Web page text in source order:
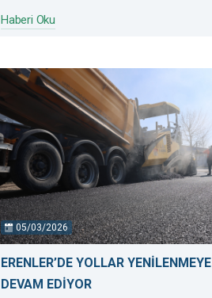
Haberi Oku
05/03/2026
ERENLER’DE YOLLAR YENİLENMEYE
DEVAM EDİYOR